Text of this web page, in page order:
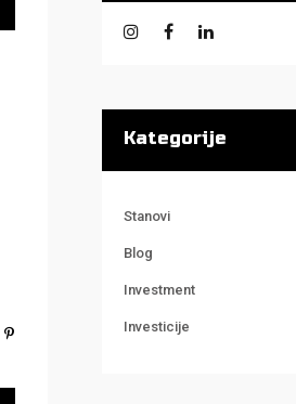
Kategorije
Stanovi
Blog
Investment
Investicije